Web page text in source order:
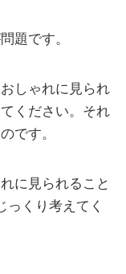
題です。
しゃれに見られ
ください。それ
です。
に見られること
っくり考えてく